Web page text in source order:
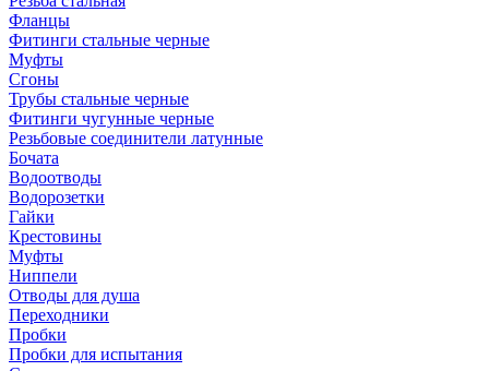
Фланцы
Фитинги стальные черные
Муфты
Сгоны
Трубы стальные черные
Фитинги чугунные черные
Резьбовые соединители латунные
Бочата
Водоотводы
Водорозетки
Гайки
Крестовины
Муфты
Ниппели
Отводы для душа
Переходники
Пробки
Пробки для испытания